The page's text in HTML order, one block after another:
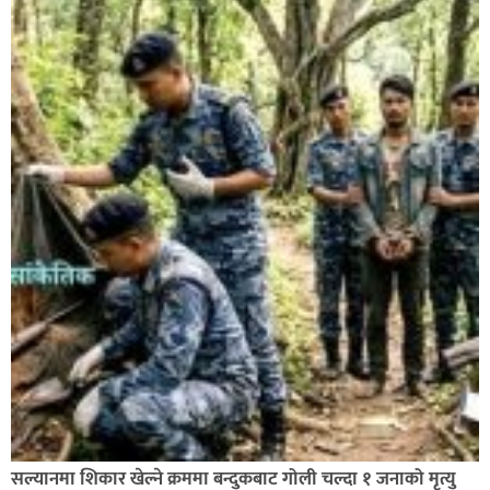
बाँके एसपी अंगुर जिसिको कमान्डमा रहेको प्रहरीले भारतबाट
भन्सार छलिका सामानहरु पक्राउ,
नेपाल प्रहरीमा जवानदेखि डिआईजीसम्म एक हजार ८४८ प्रहरीहरु
विभागीय कारवाहीमा,
सल्यानमा शिकार खेल्ने क्रममा बन्दुकबाट गोली चल्दा १ जनाको मृत्यु